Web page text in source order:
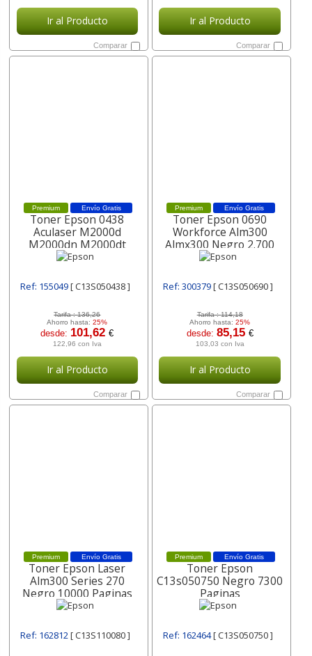
Ir al Producto
Comparar
Ir al Producto
Comparar
Envío Gratis
Premium
Toner Epson 0438
Aculaser M2000d
M2000dn M2000dt
M2000dtn Negro 3500
Ref: 155049[ C13S050438 ]
Tarifa :136,26
Ahorro hasta:25%
desde: 101,62€
122,96 con Iva
Ir al Producto
Comparar
Envío Gratis
Premium
Toner Epson 0690
Workforce Alm300
Almx300 Negro 2.700
Pag C13s050690
Ref: 300379[ C13S050690 ]
Tarifa :114,18
Ahorro hasta:25%
desde: 85,15 €
103,03 con Iva
Ir al Producto
Comparar
Envío Gratis
Premium
Toner Epson Laser
Alm300 Series 270
Negro 10000 Paginas
C13s110080
Ref: 162812[ C13S110080 ]
Envío Gratis
Premium
Toner Epson
C13s050750 Negro 7300
Paginas
Ref: 162464[ C13S050750 ]